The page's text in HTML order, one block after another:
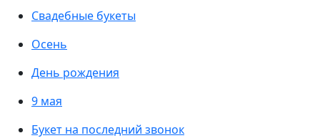
Свадебные букеты
Осень
День рождения
9 мая
Букет на последний звонок